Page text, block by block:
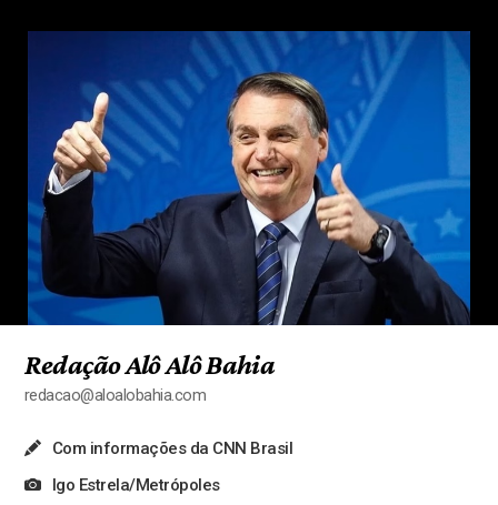
Redação Alô Alô Bahia
redacao@aloalobahia.com
Com informações da CNN Brasil
Igo Estrela/Metrópoles